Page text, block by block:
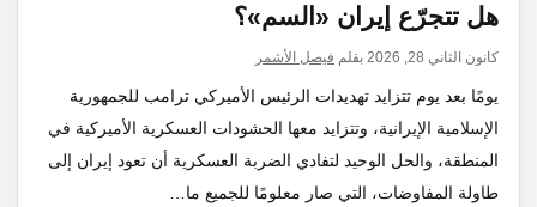
هل تتجرّع إيران «السم»؟
كانون الثاني 28, 2026 بقلم فيصل الأشمر
يومًا بعد يوم تتزايد تهديدات الرئيس الأميركي ترامب للجمهورية
الإسلامية الإيرانية، وتتزايد معها الحشودات العسكرية الأميركية في
المنطقة، والحل الوحيد لتفادي الضربة العسكرية أن تعود إيران إلى
طاولة المفاوضات، التي صار معلومًا للجميع ما…